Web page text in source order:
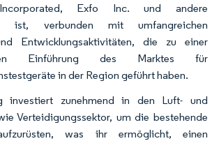
Exfo Inc. und andere
ist, verbunden mit umfangreichen
Entwicklungsaktivitäten, die zu einer
Einführung des Marktes für
in der Region geführt haben.
investiert zunehmend in den Luft- und
Verteidigungssektor, um die bestehende
was ihr ermöglicht, einen